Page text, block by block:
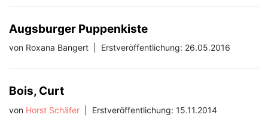
Augsburger Puppenkiste
von Roxana Bangert Erstveröffentlichung: 26.05.2016
Bois, Curt
von Horst Schäfer Erstveröffentlichung: 15.11.2014